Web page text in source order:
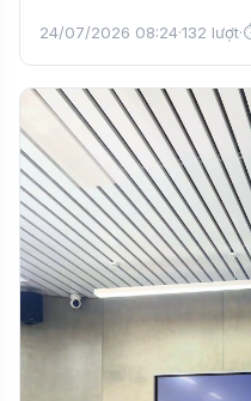
24/07/2026 08:24·132 lượt·